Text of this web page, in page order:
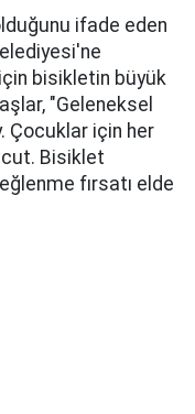
ifade eden
bisikletin büyük
"Geleneksel
Çocuklar için her
Bisiklet
fırsatı elde